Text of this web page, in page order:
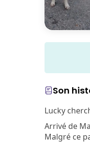
Son
Lucky
Arrivé de
Malgré ce